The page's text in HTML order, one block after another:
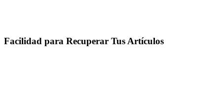
Facilidad para Recuperar Tus Artículos